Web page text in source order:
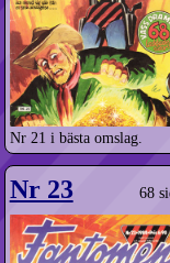
Nr 21 i bästa omslag.
Nr 23 68